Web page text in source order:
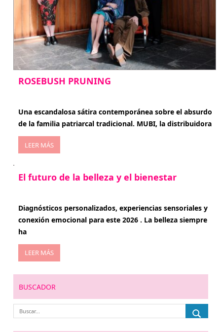
ROSEBUSH PRUNING
Una escandalosa sátira contemporánea sobre el absurdo
de la familia patriarcal tradicional. MUBI, la distribuidora
LEER MÁS
El futuro de la belleza y el bienestar
Diagnósticos personalizados, experiencias sensoriales y
conexión emocional para este 2026 . La belleza siempre
ha
LEER MÁS
BUSCADOR